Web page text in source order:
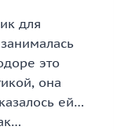
для
это
она
ей…